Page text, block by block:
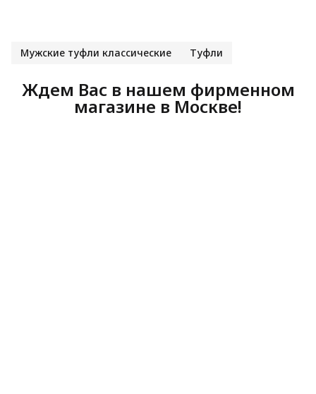
Мужские туфли классические Туфли
Ждем Вас в нашем фирменном
магазине в Москве!